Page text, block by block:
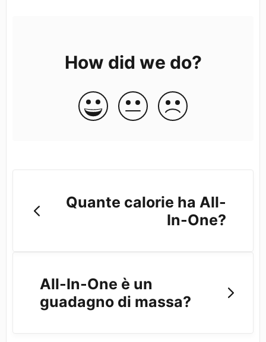
How did we do?
Quante calorie ha All-
In-One?
All-In-One è un
guadagno di massa?